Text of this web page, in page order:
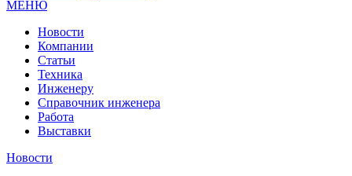
МЕНЮ
Новости
Компании
Статьи
Техника
Инженеру
Справочник инженера
Работа
Выставки
Новости